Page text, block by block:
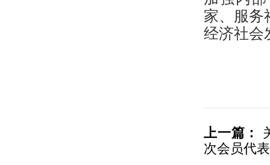
家、服务
经济社会
上一篇：
次会员代